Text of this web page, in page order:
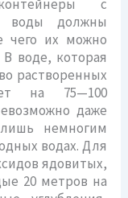
с
воды должны
чего их можно
воде, которая
растворенных
на 75—100
даже
немногим
водах. Для
ядовитых,
20 метров на